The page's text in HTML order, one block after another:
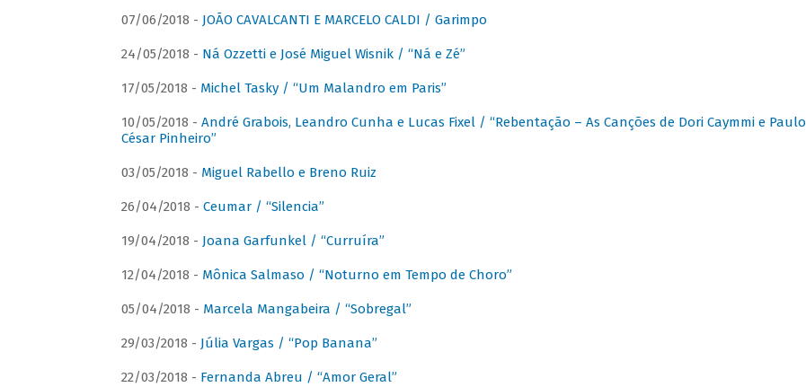
07/06/2018 - JOÃO CAVALCANTI E MARCELO CALDI / Garimpo
24/05/2018 - Ná Ozzetti e José Miguel Wisnik / “Ná e Zé”
17/05/2018 - Michel Tasky / “Um Malandro em Paris”
10/05/2018 - André Grabois, Leandro Cunha e Lucas Fixel / “Rebentação – As Canções de Dori Caymmi e Paulo
César Pinheiro”
03/05/2018 - Miguel Rabello e Breno Ruiz
26/04/2018 - Ceumar / “Silencia”
19/04/2018 - Joana Garfunkel / “Curruíra”
12/04/2018 - Mônica Salmaso / “Noturno em Tempo de Choro”
05/04/2018 - Marcela Mangabeira / “Sobregal”
29/03/2018 - Júlia Vargas / “Pop Banana”
22/03/2018 - Fernanda Abreu / “Amor Geral”